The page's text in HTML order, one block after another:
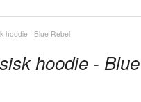
hoodie - Blue Rebel
hoodie -